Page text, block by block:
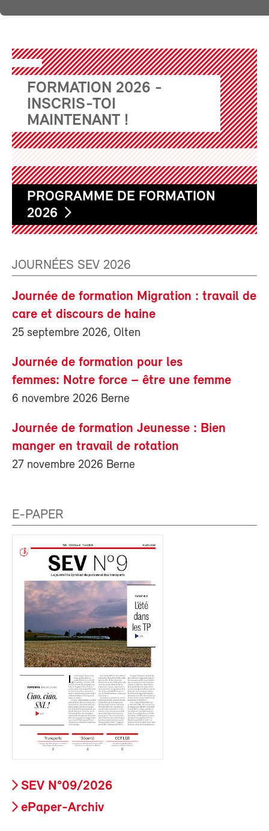
FORMATION 2026 -
INSCRIS-TOI
MAINTENANT !
PROGRAMME DE FORMATION
2026
JOURNÉES SEV 2026
Journée de formation Migration : travail de
care et discours de haine
25 septembre 2026, Olten
Journée de formation pour les
femmes: Notre force – être une femme
6 novembre 2026 Berne
Journée de formation Jeunesse : Bien
manger en travail de rotation
27 novembre 2026 Berne
E-PAPER
SEV N°09/2026
ePaper-Archiv